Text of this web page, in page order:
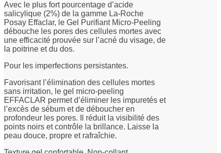
Avec le plus fort pourcentage d’acide
salicylique (2%) de la gamme La-Roche
Posay Effaclar, le Gel Purifiant Micro-Peeling
débouche les pores des cellules mortes avec
une efficacité prouvée sur l’acné du visage, de
la poitrine et du dos.
Pour les imperfections persistantes.
Favorisant l’élimination des cellules mortes
sans irritation, le gel micro-peeling
EFFACLAR permet d’éliminer les impuretés et
l’excès de sébum et de déboucher en
profondeur les pores. Il réduit la visibilité des
points noirs et contrôle la brillance. Laisse la
peau douce, propre et rafraîchie.